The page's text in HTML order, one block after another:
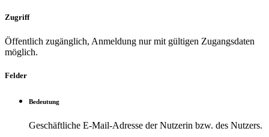
Zugriff
Öffentlich zugänglich, Anmeldung nur mit gültigen Zugangsdaten
möglich.
Felder
Bedeutung
Geschäftliche E-Mail-Adresse der Nutzerin bzw. des Nutzers.